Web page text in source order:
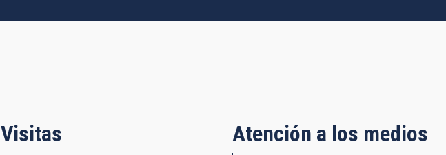
Visitas Atención a los medios